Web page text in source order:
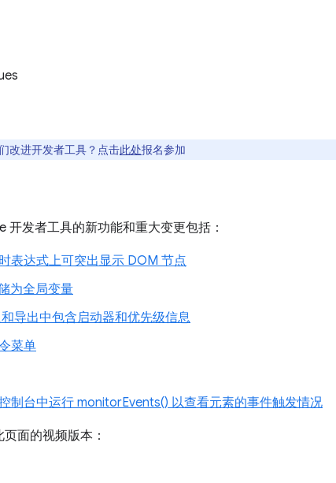
改进开发者工具？点击此处报名参加
开发者工具的新功能和重大变更包括：
表达式上可突出显示 DOM 节点
为全局变量
导出中包含启动器和优先级信息
菜单
控制台中运行 monitorEvents() 以查看元素的事件触发情况
面的视频版本：